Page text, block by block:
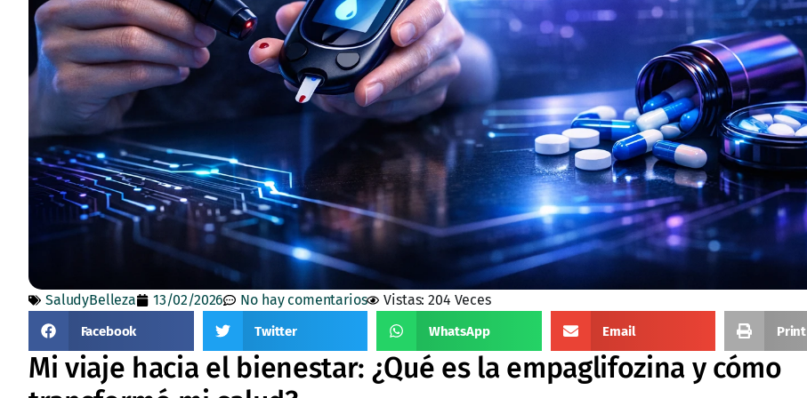
SaludyBelleza 13/02/2026 No hay comentarios Vistas: 204 Veces
Facebook Twitter WhatsApp Email Print
Mi viaje hacia el bienestar: ¿Qué es la empaglifozina y cómo